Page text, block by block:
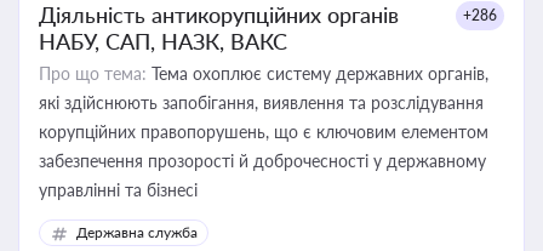
Діяльність антикорупційних органів
НАБУ, САП, НАЗК, ВАКС
+286
Про що тема: Тема охоплює систему державних органів,
які здійснюють запобігання, виявлення та розслідування
корупційних правопорушень, що є ключовим елементом
забезпечення прозорості й доброчесності у державному
управлінні та бізнесі
Державна служба